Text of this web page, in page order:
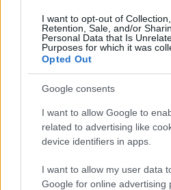
I want to opt-out of Collection,
Retention, Sale, and/or
Personal Data that Is
Purposes for which it was
Opted Out
Google consents
I want to allow Google to
related to advertising like
device identifiers in apps.
I want to allow my user data
Google for online advertising
és hogyan történt – itt egy
2019 fb-oldaláról, melyben